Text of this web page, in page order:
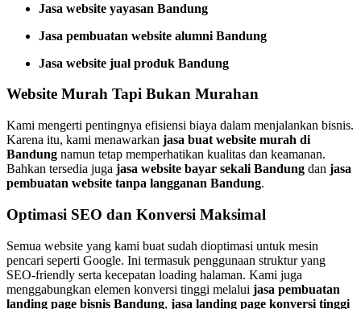
Jasa website yayasan Bandung
Jasa pembuatan website alumni Bandung
Jasa website jual produk Bandung
Website Murah Tapi Bukan Murahan
Kami mengerti pentingnya efisiensi biaya dalam menjalankan bisnis.
Karena itu, kami menawarkan jasa buat website murah di
Bandung namun tetap memperhatikan kualitas dan keamanan.
Bahkan tersedia juga jasa website bayar sekali Bandung dan jasa
pembuatan website tanpa langganan Bandung.
Optimasi SEO dan Konversi Maksimal
Semua website yang kami buat sudah dioptimasi untuk mesin
pencari seperti Google. Ini termasuk penggunaan struktur yang
SEO-friendly serta kecepatan loading halaman. Kami juga
menggabungkan elemen konversi tinggi melalui jasa pembuatan
landing page bisnis Bandung, jasa landing page konversi tinggi